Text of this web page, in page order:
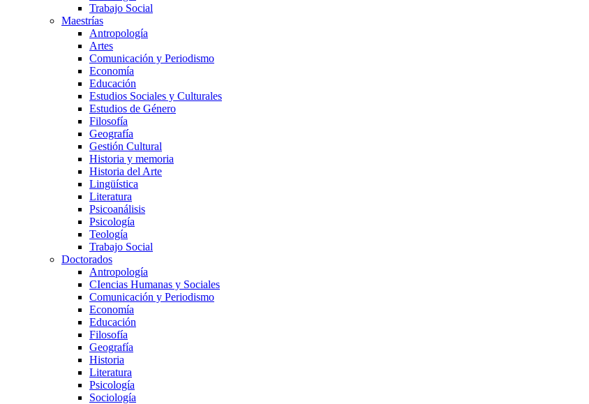
Trabajo Social
Maestrías
Antropología
Artes
Comunicación y Periodismo
Economía
Educación
Estudios Sociales y Culturales
Estudios de Género
Filosofía
Geografía
Gestión Cultural
Historia y memoria
Historia del Arte
Lingüística
Literatura
Psicoanálisis
Psicología
Teología
Trabajo Social
Doctorados
Antropología
CIencias Humanas y Sociales
Comunicación y Periodismo
Economía
Educación
Filosofía
Geografía
Historia
Literatura
Psicología
Sociología